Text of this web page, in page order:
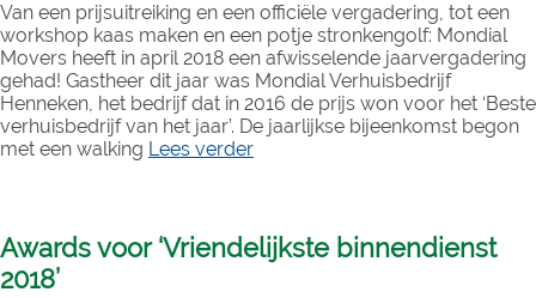
Van een prijsuitreiking en een officiële vergadering, tot een
workshop kaas maken en een potje stronkengolf: Mondial
Movers heeft in april 2018 een afwisselende jaarvergadering
gehad! Gastheer dit jaar was Mondial Verhuisbedrijf
Henneken, het bedrijf dat in 2016 de prijs won voor het ‘Beste
verhuisbedrijf van het jaar’. De jaarlijkse bijeenkomst begon
met een walking Lees verder
Awards voor ‘Vriendelijkste binnendienst
2018’